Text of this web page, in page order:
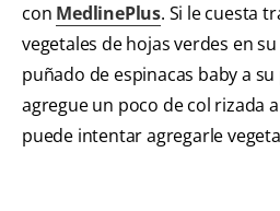
con MedlinePlus. Si le cuesta
vegetales de hojas verdes en
puñado de espinacas baby a
agregue un poco de col rizada
puede intentar agregarle